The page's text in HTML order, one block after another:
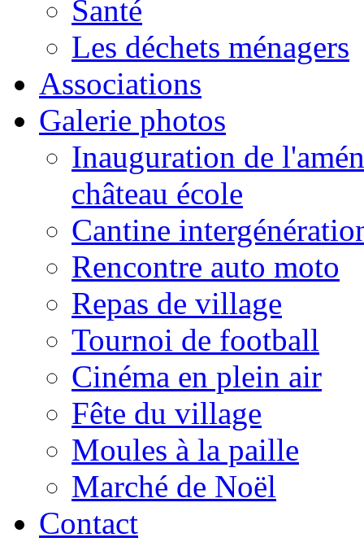
Santé
Les déchets ménagers
Associations
Galerie photos
Inauguration de
château école
Cantine
Rencontre auto moto
Repas de village
Tournoi de football
Cinéma en plein air
Fête du village
Moules à la paille
Marché de Noël
Contact